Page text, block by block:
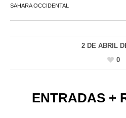
SAHARA OCCIDENTAL
2 DE ABRIL
0
ENTRADAS +